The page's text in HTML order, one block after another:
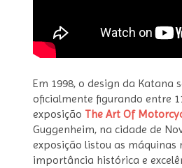
Em 1998, o design da Katana
oficialmente figurando entre
exposição The Art Of
Guggenheim, na cidade de
exposição listou as máquinas
importância histórica e